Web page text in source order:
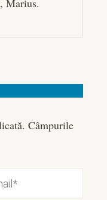
Marius.
Câmpurile